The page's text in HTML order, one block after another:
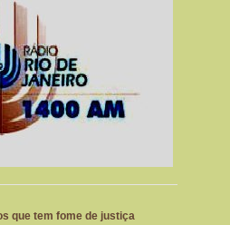
que tem fome de justiça